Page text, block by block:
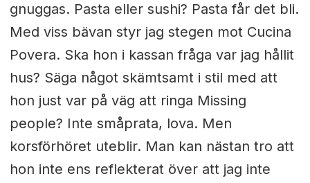
gnuggas. Pasta eller sushi? Pasta får det bli.
Med viss bävan styr jag stegen mot Cucina
Povera. Ska hon i kassan fråga var jag hållit
hus? Säga något skämtsamt i stil med att
hon just var på väg att ringa Missing
people? Inte småprata, lova. Men
korsförhöret uteblir. Man kan nästan tro att
hon inte ens reflekterat över att jag inte